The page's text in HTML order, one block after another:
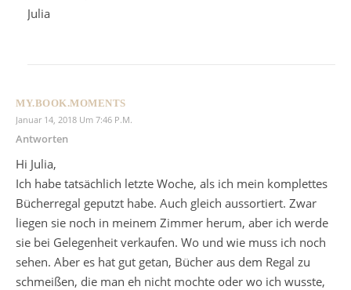
Julia
MY.BOOK.MOMENTS
Januar 14, 2018 Um 7:46 P.m.
Antworten
Hi Julia,
Ich habe tatsächlich letzte Woche, als ich mein komplettes
Bücherregal geputzt habe. Auch gleich aussortiert. Zwar
liegen sie noch in meinem Zimmer herum, aber ich werde
sie bei Gelegenheit verkaufen. Wo und wie muss ich noch
sehen. Aber es hat gut getan, Bücher aus dem Regal zu
schmeißen, die man eh nicht mochte oder wo ich wusste,